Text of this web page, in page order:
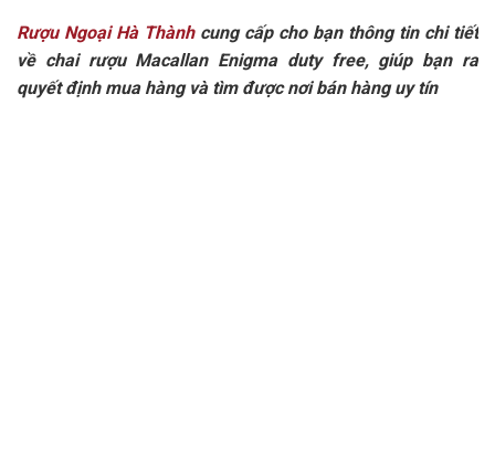
Rượu Ngoại Hà Thànhcung cấp cho bạn thông tin chi tiết
về chai rượu Macallan Enigma duty free, giúp bạn ra
quyết định mua hàng và tìm được nơi bán hàng uy tín